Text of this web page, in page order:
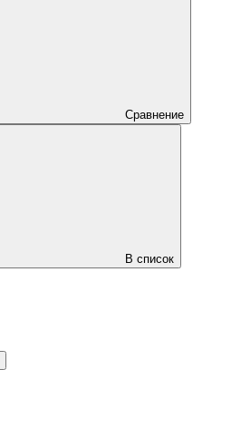
Сравнение
В список